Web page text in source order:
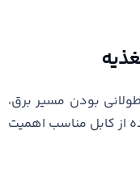
بودن مسیر برق،
از کابل مناسب اهمیت